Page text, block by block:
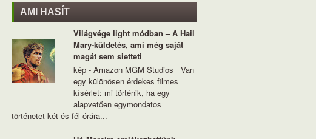
AMI HASÍT
Világvége light módban – A Hail
Mary-küldetés, ami még saját
magát sem sietteti
kép - Amazon MGM Studios Van
egy különösen érdekes filmes
kísérlet: mi történik, ha egy
alapvetően egymondatos
történetet két és fél órára...